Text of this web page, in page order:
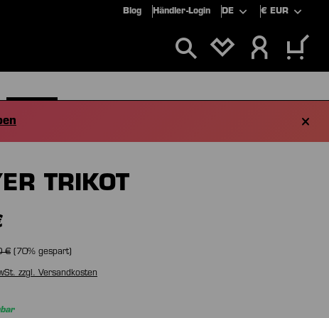
Blog Händler-Login DE € EUR
DU HAST 0
TRIKOT
€ ( 70% gespart)
zzgl. Versandkosten